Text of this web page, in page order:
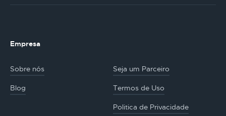
Empresa
Sobre nós Seja um Parceiro
Blog Termos de Uso
Politica de Privacidade